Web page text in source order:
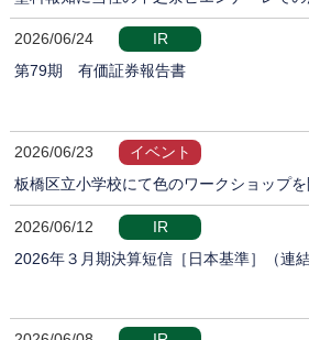
2026/06/24
IR
第79期 有価証券報告書
2026/06/23
イベント
板橋区立小学校にて色のワークショップ
2026/06/12
IR
2026年３月期決算短信［日本基準］（連